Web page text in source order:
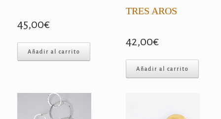
45,00€
Añadir al carrito
TRES AROS
42,00€
Añadir al carrito